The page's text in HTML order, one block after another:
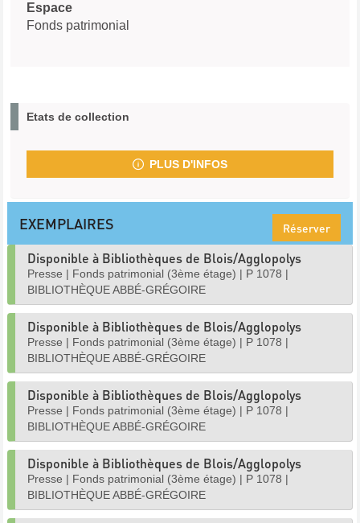
Espace
Fonds patrimonial
Etats de collection
PLUS D'INFOS
EXEMPLAIRES Réserver
Disponible à Bibliothèques de Blois/Agglopolys
Presse | Fonds patrimonial (3ème étage) | P 1078 |
BIBLIOTHÈQUE ABBÉ-GRÉGOIRE
Disponible à Bibliothèques de Blois/Agglopolys
Presse | Fonds patrimonial (3ème étage) | P 1078 |
BIBLIOTHÈQUE ABBÉ-GRÉGOIRE
Disponible à Bibliothèques de Blois/Agglopolys
Presse | Fonds patrimonial (3ème étage) | P 1078 |
BIBLIOTHÈQUE ABBÉ-GRÉGOIRE
Disponible à Bibliothèques de Blois/Agglopolys
Presse | Fonds patrimonial (3ème étage) | P 1078 |
BIBLIOTHÈQUE ABBÉ-GRÉGOIRE